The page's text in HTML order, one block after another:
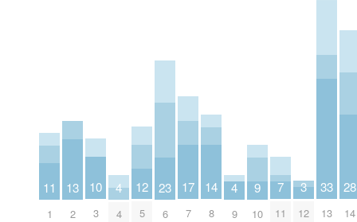
11
1
13
2
10
3
4
4
12
5
23
6
17
7
14
8
4
9
9
10
7
11
3
12
33
13
28
14